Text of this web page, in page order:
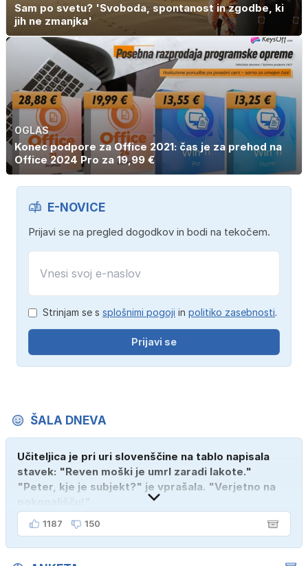
Sam po svetu? 'Svoboda, spontanost in zgodbe, ki
jih ne zmanjka'
OGLAS
Konec podpore za Office 2021: čas je za prehod na
Office 2024 Pro za 19,99 €
E-NOVICE
Prijavi se na pregled dogodkov in bodi na tekočem.
Strinjam se s splošnimi pogoji in politiko zasebnosti.
Prijavi se
ŠALA DNEVA
Učiteljica je pri uri slovenščine na tablo napisala
stavek: "Reven moški je umrl zaradi lakote."
"Peter, kje je subjekt?" je vprašala. "Verjetno na
1187 150